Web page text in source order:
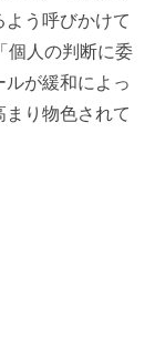
う呼びかけて
個人の判断に委
が緩和によっ
り物色されて